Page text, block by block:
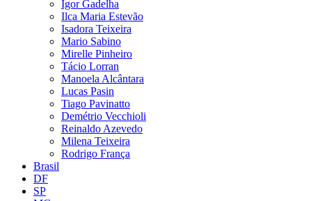
Igor Gadelha
Ilca Maria Estevão
Isadora Teixeira
Mario Sabino
Mirelle Pinheiro
Tácio Lorran
Manoela Alcântara
Lucas Pasin
Tiago Pavinatto
Demétrio Vecchioli
Reinaldo Azevedo
Milena Teixeira
Rodrigo França
Brasil
DF
SP